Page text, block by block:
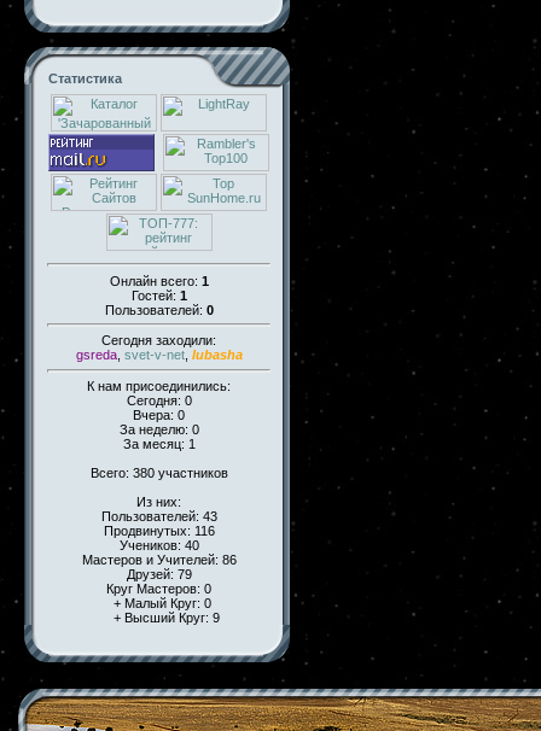
Статистика
Онлайн всего: 1
Гостей: 1
Пользователей: 0
Сегодня заходили:
gsreda, svet-v-net, lubasha
К нам присоединились:
Сегодня: 0
Вчера: 0
За неделю: 0
За месяц: 1
Всего: 380 участников
Из них:
Пользователей: 43
Продвинутых: 116
Учеников: 40
Мастеров и Учителей: 86
Друзей: 79
Круг Мастеров: 0
+ Малый Круг: 0
+ Высший Круг: 9